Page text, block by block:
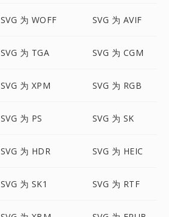
SVG 为 WOFF SVG 为 AVIF
SVG 为 TGA SVG 为 CGM
SVG 为 XPM SVG 为 RGB
SVG 为 PS SVG 为 SK
SVG 为 HDR SVG 为 HEIC
SVG 为 SK1 SVG 为 RTF